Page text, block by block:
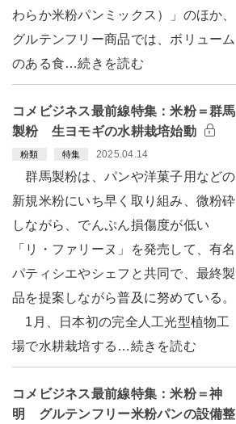
わらか米粉パンミックス）」のほか、
グルテンフリー商品では、ボリューム
のある食…続きを読む
コメビジネス最前線特集：米粉＝群馬
製粉 生ヨモギの水耕栽培始動
粉類 特集 2025.04.14
群馬製粉は、パンや洋菓子用などの
新規米粉にいち早く取り組み、微粉砕
しながら、でんぷん損傷度が低い
「リ・ファリーヌ」を発売して、有名
パティシエやシェフと共同で、最終製
品を提案しながら普及に努めている。
1月、日本初の完全人工光型植物工
場で水耕栽培する…続きを読む
コメビジネス最前線特集：米粉＝神
明 グルテンフリー米粉パンの設備整